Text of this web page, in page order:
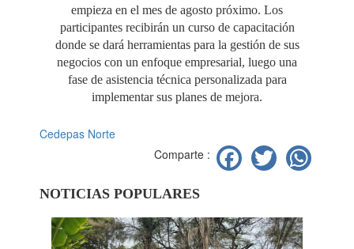
empieza en el mes de agosto próximo. Los
participantes recibirán un curso de capacitación
donde se dará herramientas para la gestión de sus
negocios con un enfoque empresarial, luego una
fase de asistencia técnica personalizada para
implementar sus planes de mejora.
Cedepas Norte
Comparte :
Facebook
Twitter
NOTICIAS POPULARES